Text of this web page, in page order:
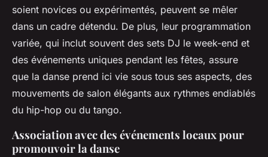
soient novices ou expérimentés, peuvent se mêler
dans un cadre détendu. De plus, leur programmation
variée, qui inclut souvent des sets DJ le week-end et
des événements uniques pendant les fêtes, assure
que la danse prend ici vie sous tous ses aspects, des
mouvements de salon élégants aux rythmes endiablés
du hip-hop ou du tango.
Association avec des événements locaux pour
promouvoir la danse